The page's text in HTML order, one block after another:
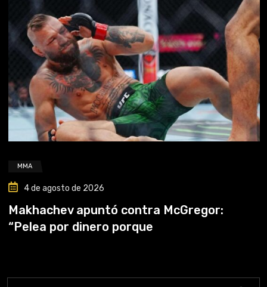
MMA
4 de agosto de 2026
Makhachev apuntó contra McGregor:
“Pelea por dinero porque